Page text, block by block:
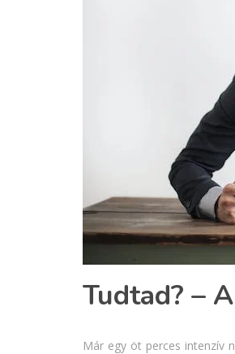
Tudtad? –
Már egy öt perces intenzív